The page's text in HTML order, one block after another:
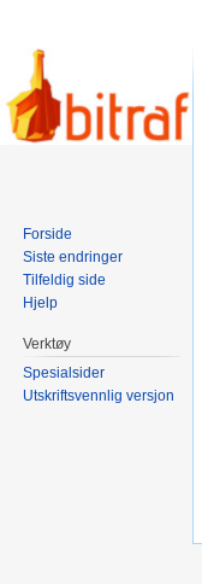
Forside
Siste endringer
Tilfeldig side
Hjelp
Verktøy
Spesialsider
Utskriftsvennlig versjon